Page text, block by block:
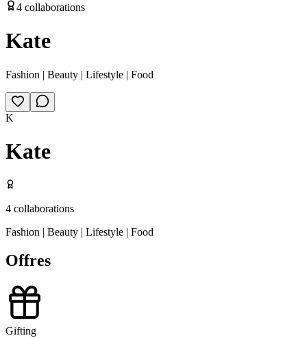
4 collaborations
Kate
Fashion | Beauty | Lifestyle | Food
K
Kate
4 collaborations
Fashion | Beauty | Lifestyle | Food
Offres
Gifting